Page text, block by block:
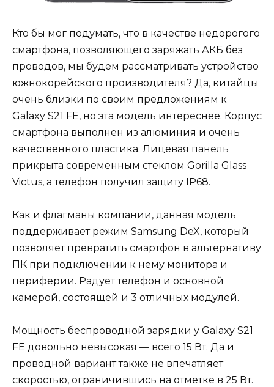
Кто бы мог подумать, что в качестве недорогого
смартфона, позволяющего заряжать АКБ без
проводов, мы будем рассматривать устройство
южнокорейского производителя? Да, китайцы
очень близки по своим предложениям к
Galaxy S21 FE, но эта модель интереснее. Корпус
смартфона выполнен из алюминия и очень
качественного пластика. Лицевая панель
прикрыта современным стеклом Gorilla Glass
Victus, а телефон получил защиту IP68.
Как и флагманы компании, данная модель
поддерживает режим Samsung DeX, который
позволяет превратить смартфон в альтернативу
ПК при подключении к нему монитора и
периферии. Радует телефон и основной
камерой, состоящей и 3 отличных модулей.
Мощность беспроводной зарядки у Galaxy S21
FE довольно невысокая — всего 15 Вт. Да и
проводной вариант также не впечатляет
скоростью, ограничившись на отметке в 25 Вт.